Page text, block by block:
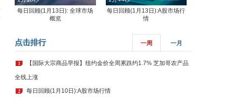
每日回顾(1月13日): 全球市场
概览
每日回顾(1月13日):A股市场行
情
点击排行 一周 一月
1 【国际大宗商品早报】纽约金价全周累跌约1.7% 芝加哥农产品
全线上涨
2 每日回顾(1月10日):A股市场行情